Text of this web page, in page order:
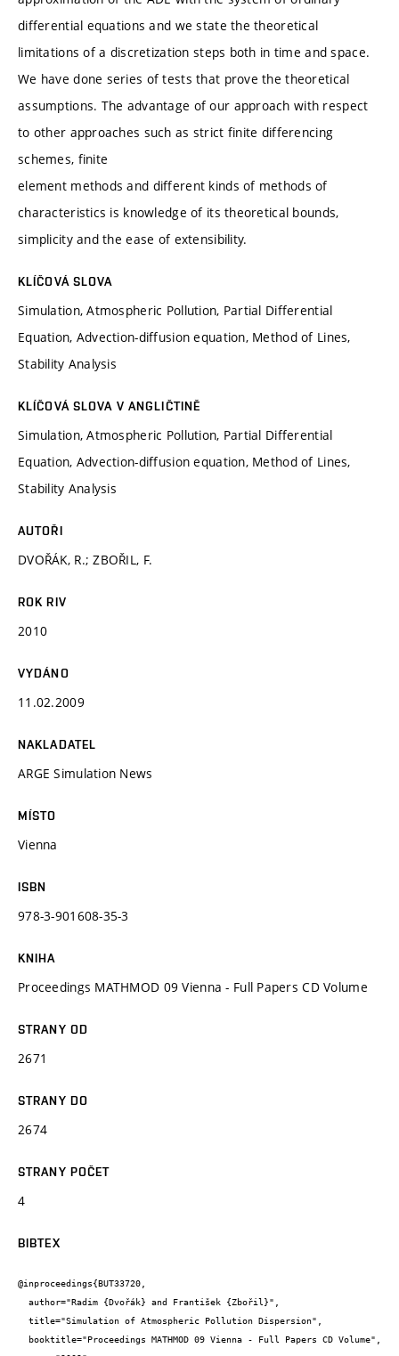
differential equations and we state the theoretical
limitations of a discretization steps both in time and space.
We have done series of tests that prove the theoretical
assumptions. The advantage of our approach with respect
to other approaches such as strict finite differencing
schemes, finite
element methods and different kinds of methods of
characteristics is knowledge of its theoretical bounds,
simplicity and the ease of extensibility.
KLÍČOVÁ SLOVA
Simulation, Atmospheric Pollution, Partial Differential
Equation, Advection-diffusion equation, Method of Lines,
Stability Analysis
KLÍČOVÁ SLOVA V ANGLIČTINĚ
Simulation, Atmospheric Pollution, Partial Differential
Equation, Advection-diffusion equation, Method of Lines,
Stability Analysis
AUTOŘI
DVOŘÁK, R.; ZBOŘIL, F.
ROK RIV
2010
VYDÁNO
11.02.2009
NAKLADATEL
ARGE Simulation News
MÍSTO
Vienna
ISBN
978-3-901608-35-3
KNIHA
Proceedings MATHMOD 09 Vienna - Full Papers CD Volume
STRANY OD
2671
STRANY DO
2674
STRANY POČET
4
BIBTEX
@inproceedings{BUT33720,